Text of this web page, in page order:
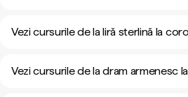
Vezi cursurile de la liră sterlină la
Vezi cursurile de la dram armenesc